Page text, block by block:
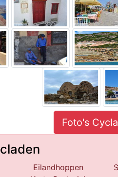
Foto's
Eilandhoppen